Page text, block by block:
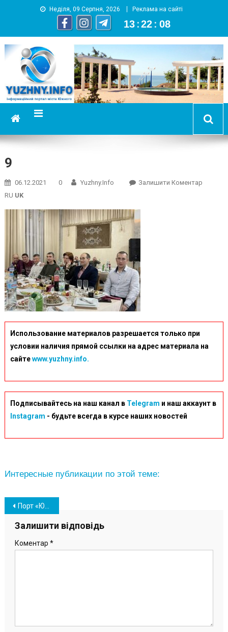
Неділя, 09 Серпня, 2026 Реклама на сайті
13 :22 : 09
YUZHNY.INFO
информационный портал города Южный
9
06.12.2021 0 Yuzhny.info Залишити КоментарOn
RU UK
Использование материалов разрешается только при
условии наличия прямой ссылки на адрес материала на
сайтеwww.yuzhny.info.
Подписывайтесь на наш канал в Telegram и наш аккаунт в
Instagram - будьте всегда в курсе наших новостей
Интересные публикации по этой теме:
Навігація
записів
Порт «Южный» наградил победителей Спартакиады-2021 (фото)
Залишити відповідь
Коментар *